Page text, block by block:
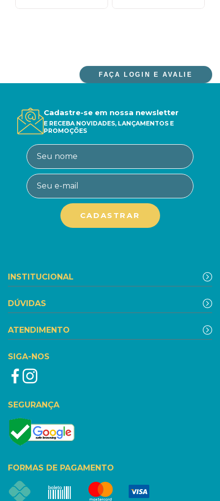
FAÇA LOGIN E AVALIE
Cadastre-se em nossa newsletter
E RECEBA NOVIDADES, LANÇAMENTOS E
PROMOÇÕES
INSTITUCIONAL
DÚVIDAS
ATENDIMENTO
SIGA-NOS
SEGURANÇA
FORMAS DE PAGAMENTO